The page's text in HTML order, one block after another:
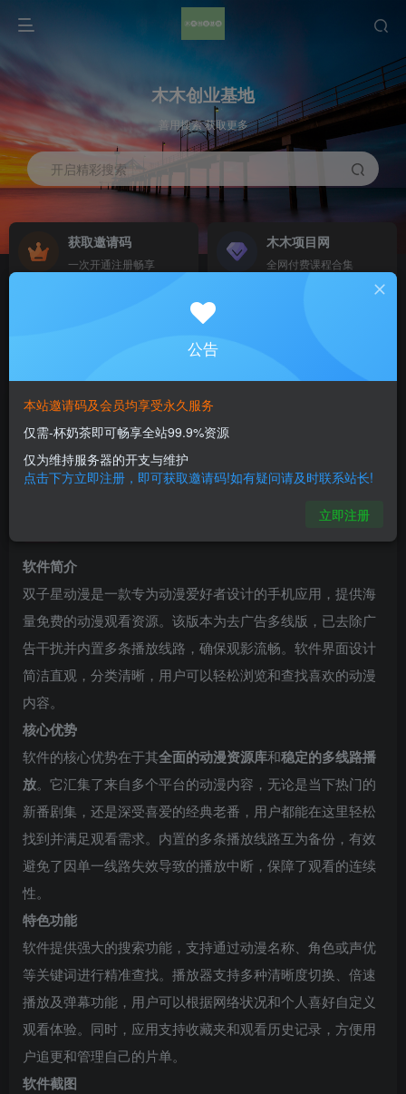
木木创业基地
善用搜索 获取更多
开启精彩搜索
获取邀请码
一次开通注册畅享
木木项目网
全网付费课程合集
双子星动漫 v6.0.0 去广告 内置多线版
木木
8个月前发布
双子星动漫-去广告多线版动漫追番神器
软件简介
双子星动漫是一款专为动漫爱好者设计的手机应用，提供海
量免费的动漫观看资源。该版本为去广告多线版，已去除广
告干扰并内置多条播放线路，确保观影流畅。软件界面设计
简洁直观，分类清晰，用户可以轻松浏览和查找喜欢的动漫
内容。
核心优势
软件的核心优势在于其全面的动漫资源库和稳定的多线路播
放。它汇集了来自多个平台的动漫内容，无论是当下热门的
新番剧集，还是深受喜爱的经典老番，用户都能在这里轻松
找到并满足观看需求。内置的多条播放线路互为备份，有效
避免了因单一线路失效导致的播放中断，保障了观看的连续
性。
特色功能
软件提供强大的搜索功能，支持通过动漫名称、角色或声优
等关键词进行精准查找。播放器支持多种清晰度切换、倍速
播放及弹幕功能，用户可以根据网络状况和个人喜好自定义
观看体验。同时，应用支持收藏夹和观看历史记录，方便用
户追更和管理自己的片单。
软件截图
公告
本站邀请码及会员均享受永久服务
仅需-杯奶茶即可畅享全站99.9%资源
仅为维持服务器的开支与维护
点击下方立即注册，即可获取邀请码!如有疑问请及时联系站长!
立即注册